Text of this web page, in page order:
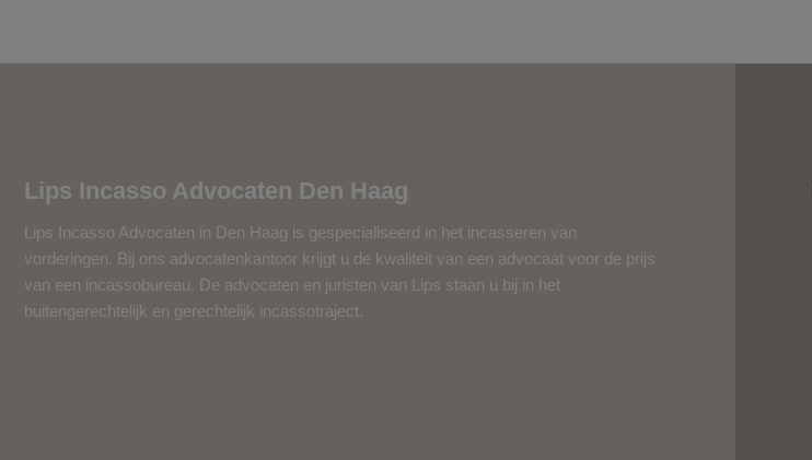
Lips Incasso Advocaten Den Haag
Lips Incasso Advocaten in Den Haag is gespecialiseerd in het incasseren van
vorderingen. Bij ons advocatenkantoor krijgt u de kwaliteit van een advocaat voor de prijs
van een incassobureau. De advocaten en juristen van Lips staan u bij in het
buitengerechtelijk en gerechtelijk incassotraject.